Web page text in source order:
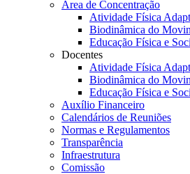
Área de Concentração
Atividade Física
Biodinâmica do
Educação Física e
Docentes
Atividade Física
Biodinâmica do
Educação Física e
Auxílio Financeiro
Calendários de Reuniões
Normas e Regulamentos
Transparência
Infraestrutura
Comissão